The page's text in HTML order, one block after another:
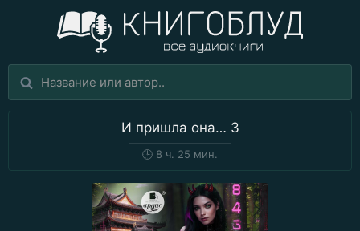
И пришла она… 3
🕒 8 ч. 25 мин.